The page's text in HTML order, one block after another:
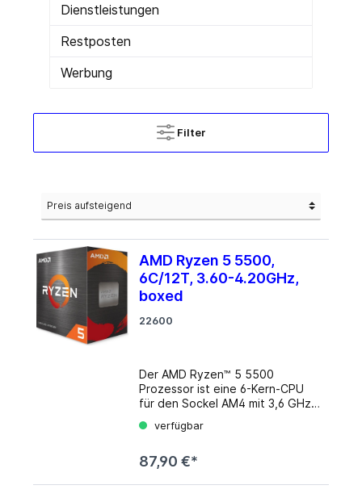
Dienstleistungen
Restposten
Werbung
Filter
AMD Ryzen 5 5500,
6C/12T, 3.60-4.20GHz,
boxed
22600
Der AMD Ryzen™ 5 5500
Prozessor ist eine 6-Kern-CPU
für den Sockel AM4 mit 3,6 GHz
Cache. Der AMD Ryzen™ 5 5500
Leistungstaktrate von 4,2 GHz
verfügbar
87,90 €*